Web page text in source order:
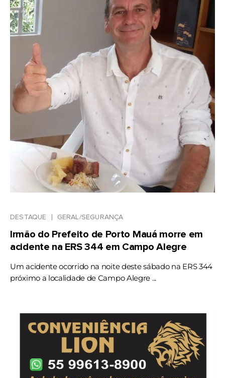
DESTAQUE GERAL/SEGURANÇA
Irmão do Prefeito de Porto Mauá morre em
acidente na ERS 344 em Campo Alegre
Um acidente ocorrido na noite deste sábado na ERS 344
próximo a localidade de Campo Alegre ...